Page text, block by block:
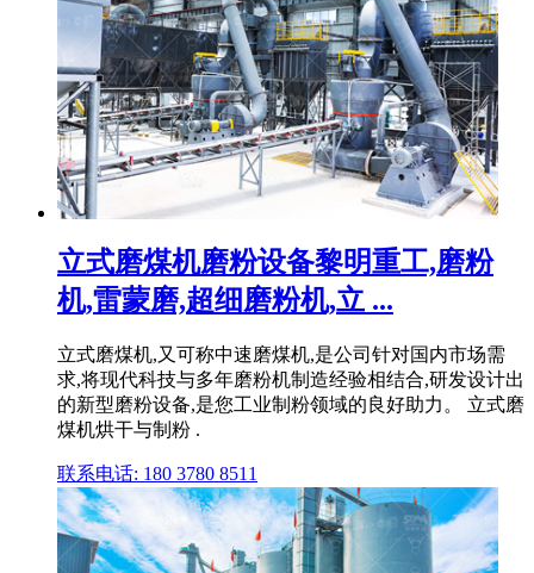
立式磨煤机磨粉设备黎明重工,磨粉
机,雷蒙磨,超细磨粉机,立 ...
立式磨煤机,又可称中速磨煤机,是公司针对国内市场需
求,将现代科技与多年磨粉机制造经验相结合,研发设计出
的新型磨粉设备,是您工业制粉领域的良好助力。 立式磨
煤机烘干与制粉 .
联系电话: 180 3780 8511